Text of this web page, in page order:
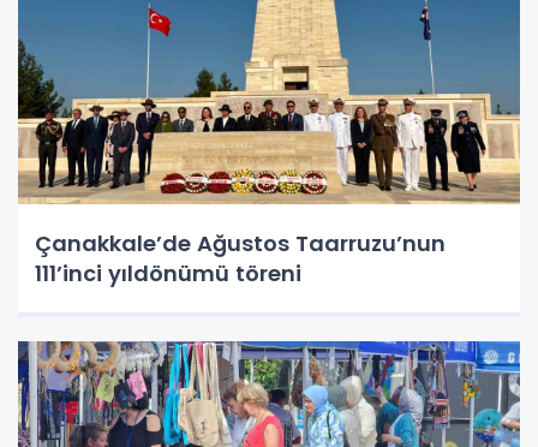
Çanakkale’de Ağustos Taarruzu’nun
111’inci yıldönümü töreni